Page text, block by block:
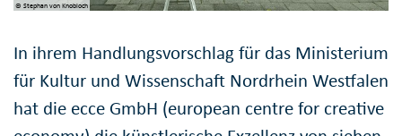
© Stephan von Knobloch
In ihrem Handlungsvorschlag für das Ministerium
für Kultur und Wissenschaft Nordrhein Westfalen
hat die ecce GmbH (european centre for creative